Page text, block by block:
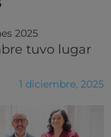
2025
tuvo lugar
1 diciembre, 2025